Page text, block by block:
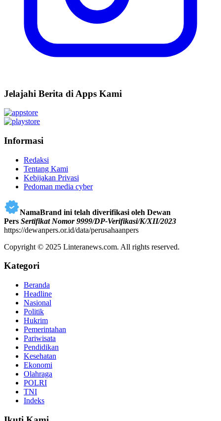
Jelajahi Berita di Apps Kami
Informasi
Redaksi
Tentang Kami
Kebijakan Privasi
Pedoman media cyber
NamaBrand ini telah diverifikasi oleh Dewan
Pers Sertifikat Nomor 9999/DP-Verifikasi/K/XII/2023
https://dewanpers.or.id/data/perusahaanpers
Copyright © 2025 Linteranews.com. All rights reserved.
Kategori
Beranda
Headline
Nasional
Politik
Hukrim
Pemerintahan
Pariwisata
Pendidikan
Kesehatan
Ekonomi
Olahraga
POLRI
TNI
Indeks